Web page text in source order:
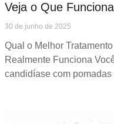
Veja o Que Funciona
30 de junho de 2025
Qual o Melhor
Realmente Funciona
candidíase com